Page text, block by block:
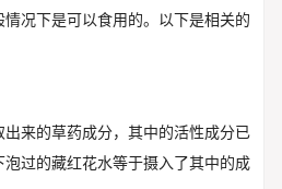
况下是可以食用的。以下是相关的
来的草药成分，其中的活性成分已
过的藏红花水等于摄入了其中的成